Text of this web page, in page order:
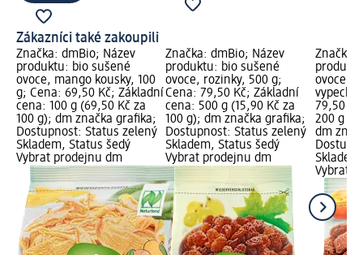
Zákazníci také zakoupili
Značka: dmBio; Název
produktu: bio sušené
ovoce, mango kousky, 100
g; Cena: 69,50 Kč; Základní
cena: 100 g (69,50 Kč za
100 g); dm značka grafika;
Dostupnost: Status zelený
Skladem, Status šedý
Vybrat prodejnu dm
Značka: dmBio; Název
produktu: bio sušené
ovoce, rozinky, 500 g;
Cena: 79,50 Kč; Základní
cena: 500 g (15,90 Kč za
100 g); dm značka grafika;
Dostupnost: Status zelený
Skladem, Status šedý
Vybrat prodejnu dm
Značka:
ovoce,
79,50
200 g
dm
Vybrat